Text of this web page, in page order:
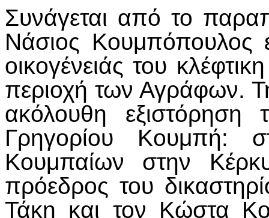
Συνάγεται από το
Νάσιος Κουμπόπουλος
οικογένειάς του
περιοχή των Αγράφων.
ακόλουθη
Γρηγορίου Κουμπή:
Κουμπαίων στην
πρόεδρος του
Τάκη και τον Κώστα